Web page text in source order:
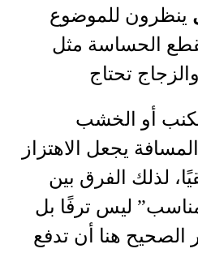
ينظرون للموضوع
الحساسة مثل
تحتاج
أو الخشب
يجعل الاهتزاز
لذلك الفرق بين
ليس ترفًا بل
الصحيح هنا أن تدفع